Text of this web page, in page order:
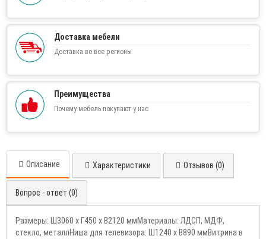
Доставка мебели
Доставка во все регионы
Преимущества
Почему мебель покупают у нас
Описание Характеристики Отзывов (0)
Вопрос - ответ (0)
Размеры: Ш3060 х Г450 х В2120 ммМатериалы: ЛДСП, МДФ,
стекло, металлНиша для телевизора: Ш1240 х В890 ммВитрина в